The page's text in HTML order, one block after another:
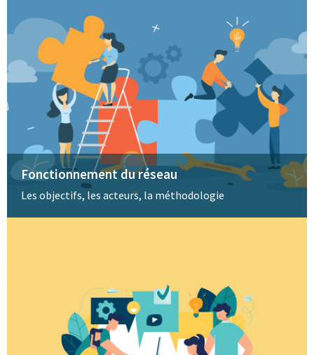
Fonctionnement du réseau
Les objectifs, les acteurs, la méthodologie